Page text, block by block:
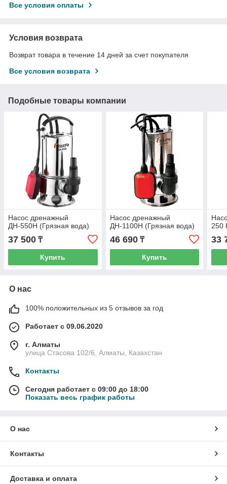
Все условия оплаты
Условия возврата
Возврат товара в течение 14 дней за счет покупателя
Все условия возврата
Подобные товары компании
Насос дренажный
ДН-550Н (Грязная вода)
37 500 ₸
Купить
Насос дренажный
ДН-1100Н (Грязная вода)
46 690₸
Купить
250
33
О нас
100% положительных из 5 отзывов за год
Работает с 09.06.2020
г. Алматы
улица Стасова 102/6, Алматы, Казахстан
Контакты
Сегодня работает с 09:00 до 18:00
Показать весь график работы
О нас
Контакты
Доставка и оплата